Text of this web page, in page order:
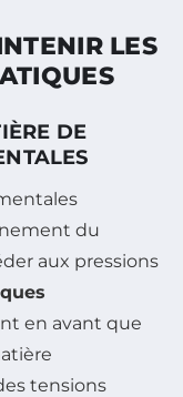
LES
DE
du
aux pressions
en avant que
tensions